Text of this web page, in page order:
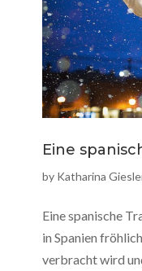
Eine
by Katharina
Eine spanische
in Spanien
verbracht wird